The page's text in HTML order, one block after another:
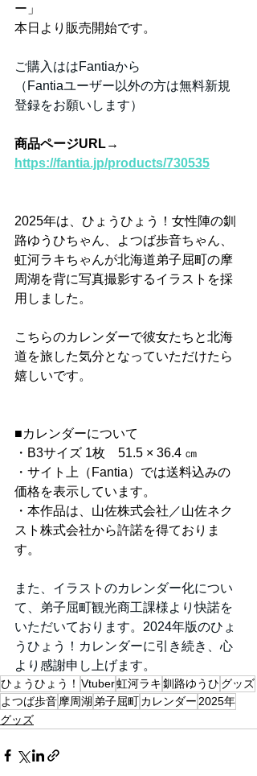
ー」
本日より販売開始です。
ご購入ははFantiaから
（Fantiaユーザー以外の方は無料新規
登録をお願いします）
商品ページURL→
https://fantia.jp/products/730535
2025年は、ひょうひょう！女性陣の釧
路ゆうひちゃん、よつば歩音ちゃん、
虹河ラキちゃんが北海道弟子屈町の摩
周湖を背に写真撮影するイラストを採
用しました。
こちらのカレンダーで彼女たちと北海
道を旅した気分となっていただけたら
嬉しいです。
■カレンダーについて
・B3サイズ 1枚　51.5 × 36.4 ㎝
・サイト上（Fantia）では送料込みの
価格を表示しています。
・本作品は、山佐株式会社／山佐ネク
スト株式会社から許諾を得ておりま
す。
また、イラストのカレンダー化につい
て、弟子屈町観光商工課様より快諾を
いただいております。2024年版のひょ
うひょう！カレンダーに引き続き、心
より感謝申し上げます。
ひょうひょう！ Vtuber虹河ラキ釧路ゆうひ グッズ
よつば歩音摩周湖 弟子屈町カレンダー 2025年
グッズ